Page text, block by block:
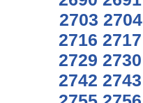
2703 2704
2716 2717
2729 2730
2742 2743